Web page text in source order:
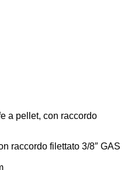
a pellet, con raccordo
raccordo filettato 3/8″ GAS